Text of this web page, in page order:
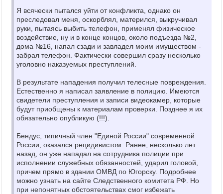
Я всячески пытался уйти от конфликта, однако он
преследовал меня, оскорблял, матерился, выкручивал
руки, пытаясь выбить телефон, применял физическое
воздействие, ну и в конце концов, около подъезда №2,
дома №16, напал сзади и завладел моим имуществом -
забрал телефон. Фактически совершил сразу несколько
уголовно наказуемых преступлений.
В результате нападения получил телесные повреждения.
Естественно я написал заявление в полицию. Имеются
свидетели преступления и записи видеокамер, которые
будут приобщены к материалам проверки. Позднее я их
обязательно опубликую (!!!).
Бендус, типичный член "Единой России" современной
России, оказался рецидивистом. Ранее, несколько лет
назад, он уже нападал на сотрудника полиции при
исполнении служебных обязанностей, ударил головой,
причем прямо в здании ОМВД по Югорску. Подробнее
можно узнать на сайте Следственного комитета РФ. Но
при непонятных обстоятельствах смог избежать